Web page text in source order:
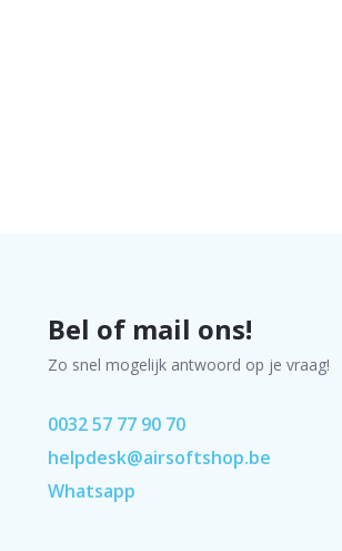
Bel of mail ons!
Zo snel mogelijk antwoord op je vraag!
0032 57 77 90 70
helpdesk@airsoftshop.be
Whatsapp